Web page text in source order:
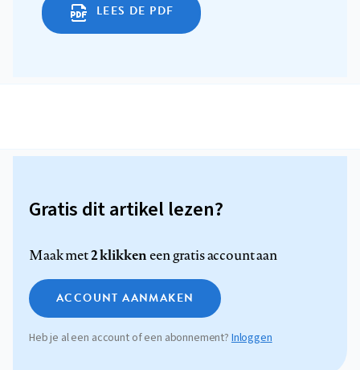
LEES DE PDF
Gratis dit artikel lezen?
Maak met2 klikkeneen gratis account aan
ACCOUNT AANMAKEN
Heb je al een account of een abonnement? Inloggen